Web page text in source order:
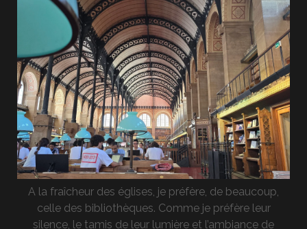
A la fraîcheur des églises, je préfère, de beaucoup,
celle des bibliothèques. Comme je préfère leur
silence, le tamis de leur lumière et l’ambiance de